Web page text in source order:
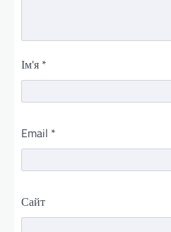
Ім'я *
Email *
Сайт